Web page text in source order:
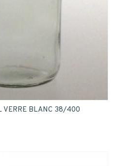
VERRE BLANC 38/400